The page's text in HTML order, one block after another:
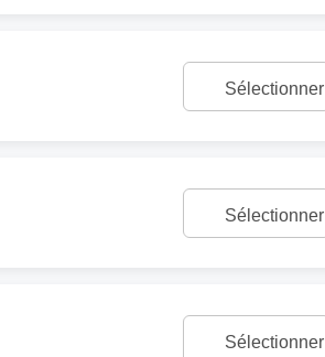
Sélectionner
Sélectionner
Sélectionner